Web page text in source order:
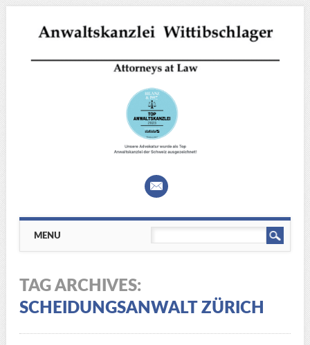
Main menu
MENU
TAG ARCHIVES:
SCHEIDUNGSANWALT ZÜRICH